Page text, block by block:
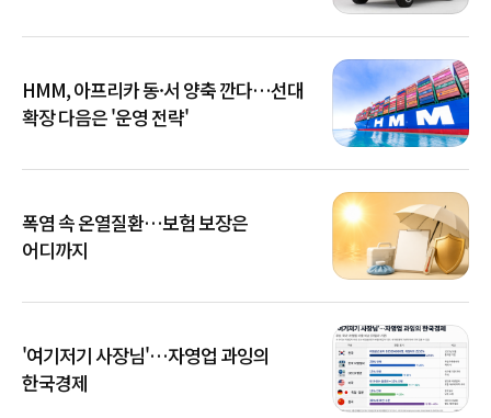
HMM, 아프리카 동·서 양축 깐다…선대
확장 다음은 '운영 전략'
폭염 속 온열질환…보험 보장은
어디까지
'여기저기 사장님'…자영업 과잉의
한국경제